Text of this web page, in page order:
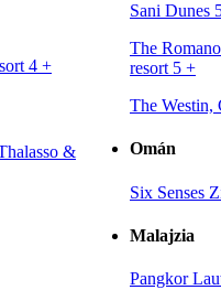
4 +
&
Sani Dunes
The
resort 5 +
The Westin,
Omán
Six Senses
Malajzia
Pangkor